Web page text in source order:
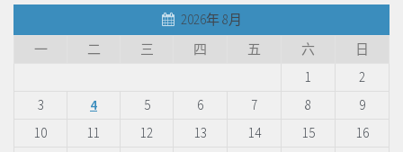
2026年 8月
一
二 三 四 五 六
日
1
2
3
4 5 6 7 8
9
10
11 12 13 14 15
16